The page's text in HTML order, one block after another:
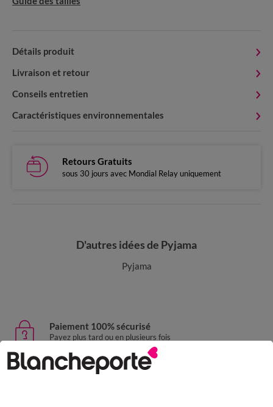
Détails produit
Livraison et retour
Conseils entretien
Caractéristiques environnementales
Retours Gratuits
sous 30 jours avec Mondial Relay uniquement
D'autres idées de Pyjama
Pyjama
Paiement 100% sécurisé
Payez plus tard ou en plusieurs fois
Livraison express